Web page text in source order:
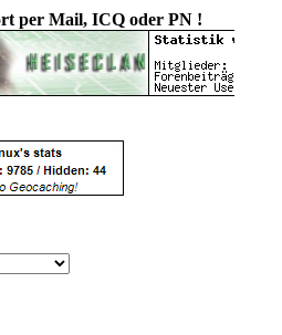
per Mail, ICQ oder PN !